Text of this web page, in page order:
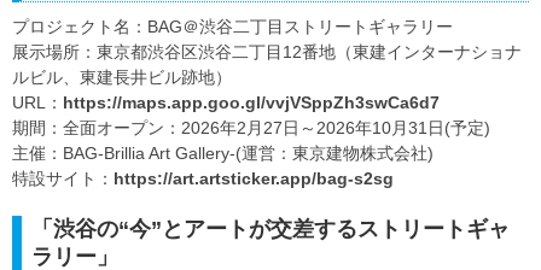
プロジェクト名：BAG＠渋谷二丁目ストリートギャラリー
展示場所：東京都渋谷区渋谷二丁目12番地（東建インターナショナ
ルビル、東建長井ビル跡地）
URL： https://maps.app.goo.gl/vvjVSppZh3swCa6d7
期間：全面オープン：2026年2月27日～2026年10月31日(予定)
主催：BAG-Brillia Art Gallery-(運営：東京建物株式会社)
特設サイト： https://art.artsticker.app/bag-s2sg
「渋谷の“今”とアートが交差するストリートギャ
ラリー」